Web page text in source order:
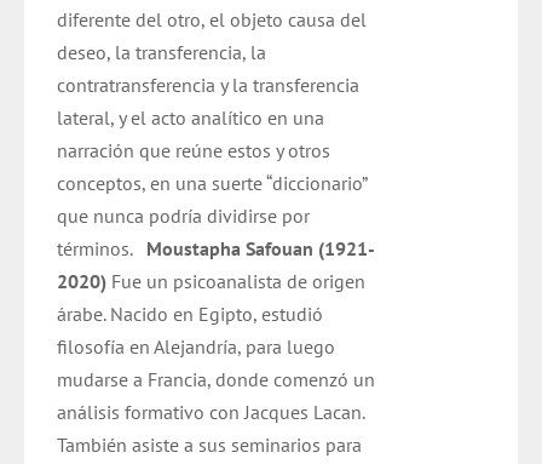
diferente del otro, el objeto causa del
deseo, la transferencia, la
contratransferencia y la transferencia
lateral, y el acto analítico en una
narración que reúne estos y otros
conceptos, en una suerte “diccionario”
que nunca podría dividirse por
términos. Moustapha Safouan (1921-
2020) Fue un psicoanalista de origen
árabe. Nacido en Egipto, estudió
filosofía en Alejandría, para luego
mudarse a Francia, donde comenzó un
análisis formativo con Jacques Lacan.
También asiste a sus seminarios para